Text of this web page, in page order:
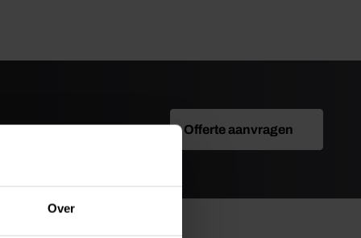
Over
Offerte aanvragen